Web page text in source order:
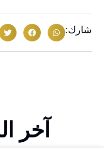
شارك:
آخر